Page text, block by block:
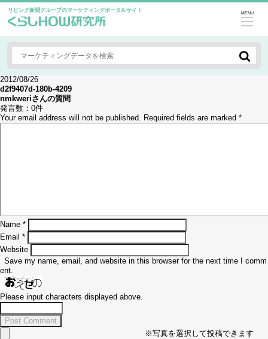
リビング新聞グループのマーケティングポータルサイト MENU
2012/08/26
d2f9407d-180b-4209
nmkweriさんの質問
発言数： 0件
Your email address will not be published. Required fields are marked *
Name *
Email *
Website
Save my name, email, and website in this browser for the next time I comm
ent.
Please input characters displayed above.
※写真を選択して投稿できます